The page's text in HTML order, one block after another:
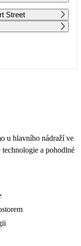
5 6
6 579
7
13 14
6 609 6 429
Street
u hlavního nádraží ve
a pohodlné